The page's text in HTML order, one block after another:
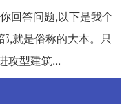
回答问题,以下是我个
,就是俗称的大本。只
攻型建筑...